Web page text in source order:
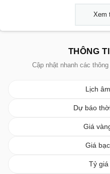
Xem
THÔNG
Cập nhật nhanh các
Lịch
Dự báo
Giá
Giá
Tỷ